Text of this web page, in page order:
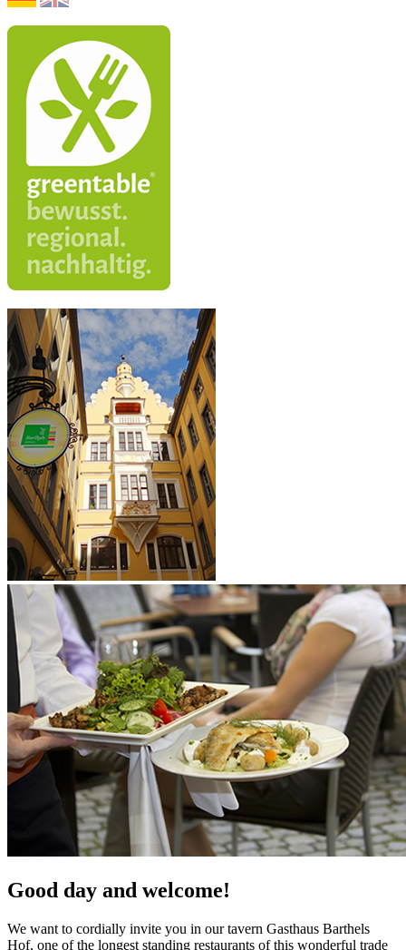
Good day and welcome!
We want to cordially invite you in our tavern Gasthaus Barthels
Hof, one of the longest standing restaurants of this wonderful trade